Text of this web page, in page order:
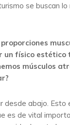
se buscan
proporciones
un físico estético
músculos
desde abajo. Esto
es de vital